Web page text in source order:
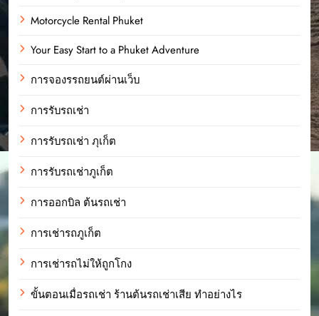
Motorcycle Rental Phuket
Your Easy Start to a Phuket Adventure
การจองรรถยนต์ผ่านเว็บ
การรับรถเช่า
การรับรถเช่า ภุเก็ต
การรับรถเช่าภูเก็ต
การออกบิล ต้นรถเช่า
การเช่ารถภูเก็ต
การเช่ารถไม่ให้ถูกโกง
ขั้นตอนเมื่อรถเช่า ร้านต้นรถเช่าเสีย ทำอย่างไร